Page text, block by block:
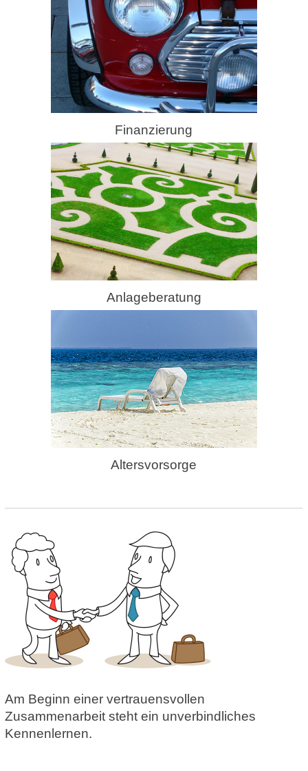
Finanzierung
Anlageberatung
Altersvorsorge
Am Beginn einer vertrauensvollen
Zusammenarbeit steht ein unverbindliches
Kennenlernen.